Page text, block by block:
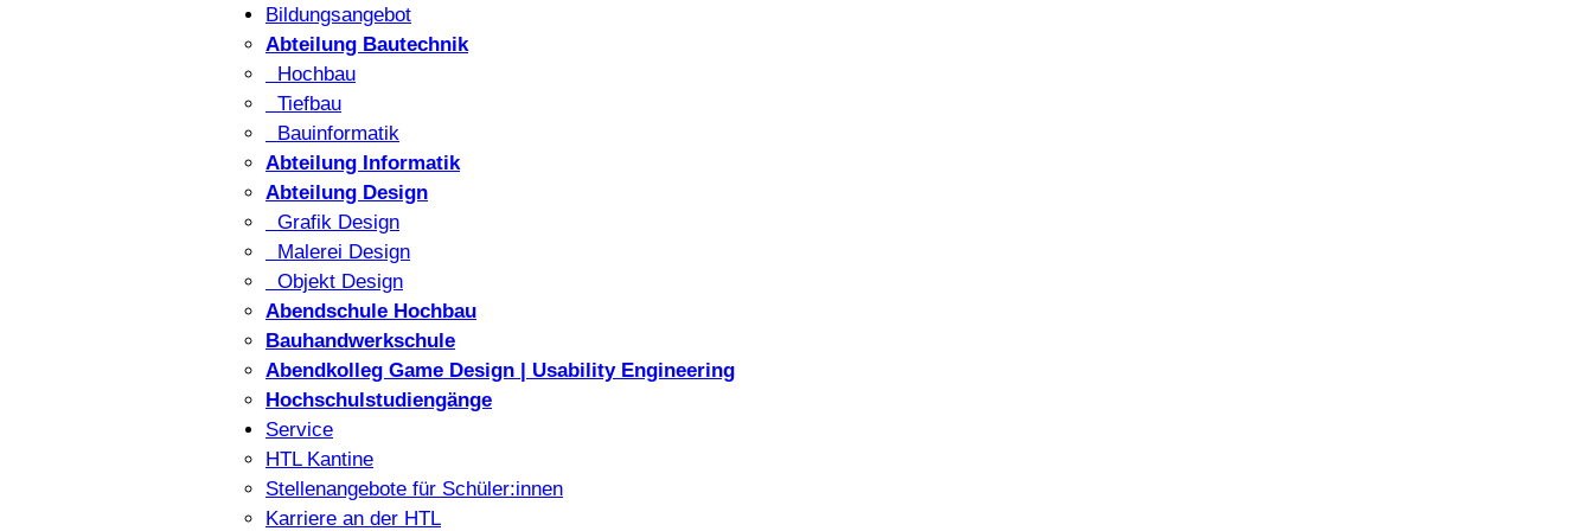
Bildungsangebot
Abteilung Bautechnik
Hochbau
Tiefbau
Bauinformatik
Abteilung Informatik
Abteilung Design
Grafik Design
Malerei Design
Objekt Design
Abendschule Hochbau
Bauhandwerkschule
Abendkolleg Game Design | Usability Engineering
Hochschulstudiengänge
Service
HTL Kantine
Stellenangebote für Schüler:innen
Karriere an der HTL